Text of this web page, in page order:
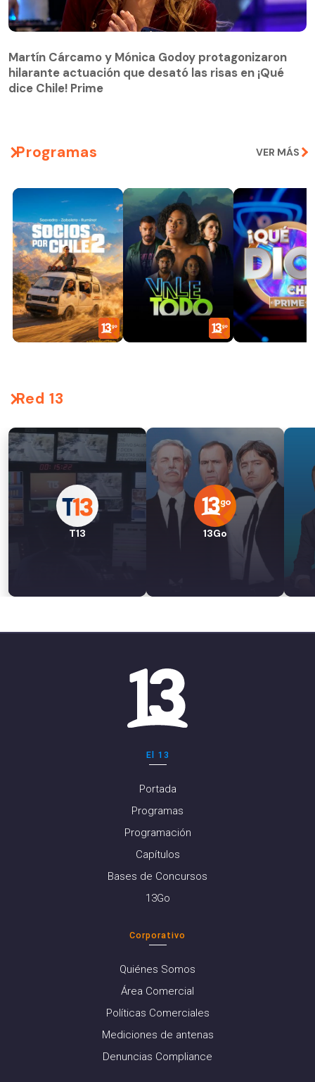
hilarante actuación que desató las risas en ¡Qué
dice Chile! Prime
Martín Cárcamo y Mónica Godoy protagonizaron
hilarante actuación que desató las risas en ¡Qué
dice Chile! Prime
Programas VER MÁS
Red 13
T13 13Go
El 13
Portada
Programas
Programación
Capítulos
Bases de Concursos
13Go
Corporativo
Quiénes Somos
Área Comercial
Políticas Comerciales
Mediciones de antenas
Denuncias Compliance